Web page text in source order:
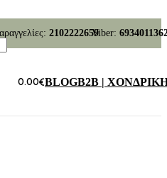
2102222659Viber:
0.00€BLOGB2B |